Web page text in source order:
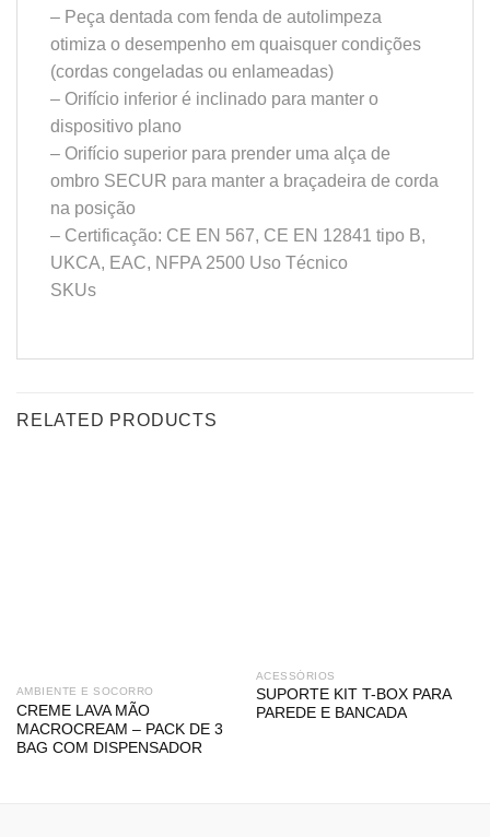
– Peça dentada com fenda de autolimpeza
otimiza o desempenho em quaisquer condições
(cordas congeladas ou enlameadas)
– Orifício inferior é inclinado para manter o
dispositivo plano
– Orifício superior para prender uma alça de
ombro SECUR para manter a braçadeira de corda
na posição
– Certificação: CE EN 567, CE EN 12841 tipo B,
UKCA, EAC, NFPA 2500 Uso Técnico
SKUs
RELATED PRODUCTS
AMBIENTE E SOCORRO
CREME LAVA MÃO
MACROCREAM – PACK DE 3
BAG COM DISPENSADOR
ACESSÓRIOS
SUPORTE KIT T-BOX PARA
PAREDE E BANCADA